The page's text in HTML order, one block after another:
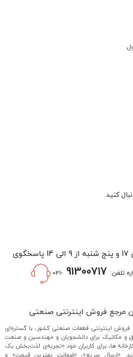
کنید.
شنبه تا چهارشنبه از 9 الی 17 و پنج شنبه از 9 الی 14 پاسخگوی
تلفن: -021
مرجع فروش اینترنتی صنعتی
فروش اینترنتی قطعات صنعتی کشور، با گستره‌ای
و مکانیک برای دانشجویان و مهندسین و صنعت
ها، برای کاربران خود «تجربه‌ی لذت‌بخش یک
«ارسال سریع»، «ضمانت بهترین قیمت» و